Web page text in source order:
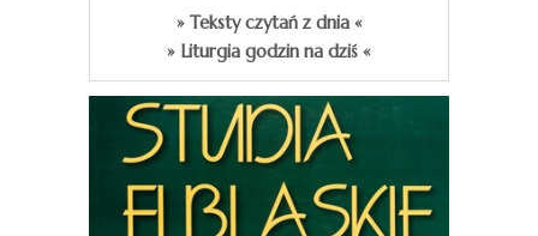
» Teksty czytań z dnia «
» Liturgia godzin na dziś «